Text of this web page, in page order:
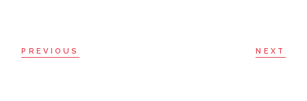
PREVIOUS NEXT